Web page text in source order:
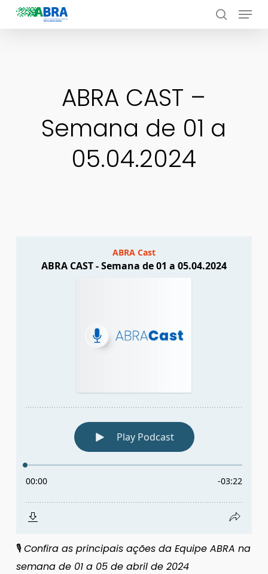
Skip
search
Menu
ABRA CAST –
Semana de 01 a
05.04.2024
🎙Confira as principais ações da Equipe ABRA na
semana de 01 a 05 de abril de 2024